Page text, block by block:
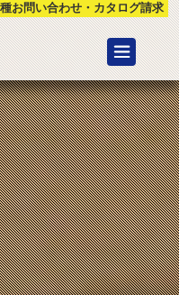
お問い合わせ・カタログ請求